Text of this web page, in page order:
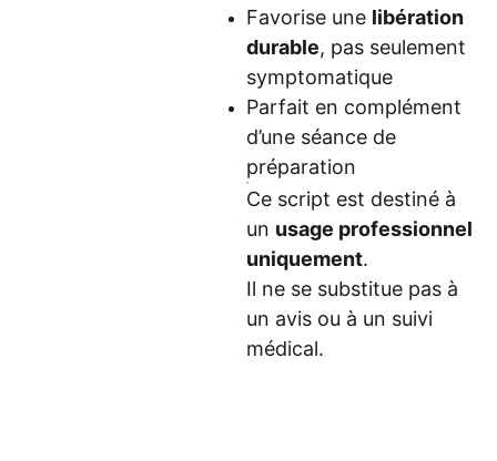
Favorise une libération
durable, pas seulement
symptomatique
Parfait en complément
d’une séance de
préparation
Ce script est destiné à
un usage professionnel
uniquement.
Il ne se substitue pas à
un avis ou à un suivi
médical.